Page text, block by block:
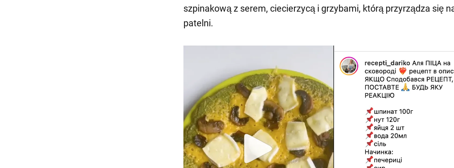
szpinakową z serem, ciecierzycą i grzybami, którą przyrządza się
patelni.